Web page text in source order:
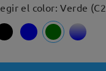
el color: Verde